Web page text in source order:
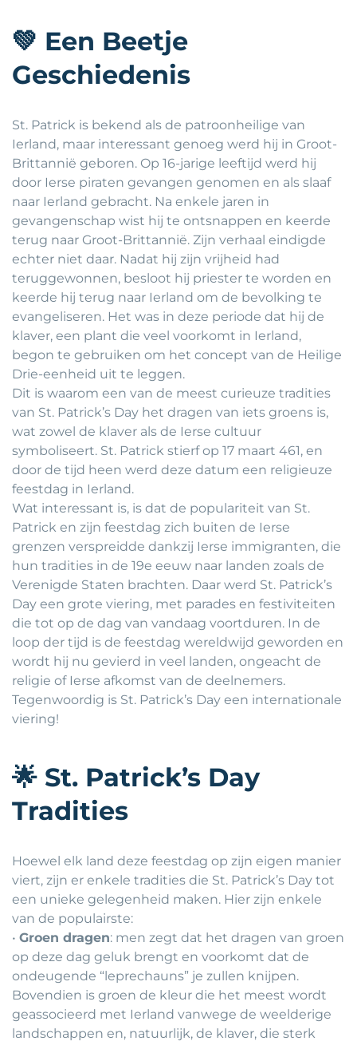
💚 Een Beetje
Geschiedenis
St. Patrick is bekend als de patroonheilige van
Ierland, maar interessant genoeg werd hij in Groot-
Brittannië geboren. Op 16-jarige leeftijd werd hij
door Ierse piraten gevangen genomen en als slaaf
naar Ierland gebracht. Na enkele jaren in
gevangenschap wist hij te ontsnappen en keerde
terug naar Groot-Brittannië. Zijn verhaal eindigde
echter niet daar. Nadat hij zijn vrijheid had
teruggewonnen, besloot hij priester te worden en
keerde hij terug naar Ierland om de bevolking te
evangeliseren. Het was in deze periode dat hij de
klaver, een plant die veel voorkomt in Ierland,
begon te gebruiken om het concept van de Heilige
Drie-eenheid uit te leggen.
Dit is waarom een van de meest curieuze tradities
van St. Patrick’s Day het dragen van iets groens is,
wat zowel de klaver als de Ierse cultuur
symboliseert. St. Patrick stierf op 17 maart 461, en
door de tijd heen werd deze datum een religieuze
feestdag in Ierland.
Wat interessant is, is dat de populariteit van St.
Patrick en zijn feestdag zich buiten de Ierse
grenzen verspreidde dankzij Ierse immigranten, die
hun tradities in de 19e eeuw naar landen zoals de
Verenigde Staten brachten. Daar werd St. Patrick’s
Day een grote viering, met parades en festiviteiten
die tot op de dag van vandaag voortduren. In de
loop der tijd is de feestdag wereldwijd geworden en
wordt hij nu gevierd in veel landen, ongeacht de
religie of Ierse afkomst van de deelnemers.
Tegenwoordig is St. Patrick’s Day een internationale
viering!
🌟 St. Patrick’s Day
Tradities
Hoewel elk land deze feestdag op zijn eigen manier
viert, zijn er enkele tradities die St. Patrick’s Day tot
een unieke gelegenheid maken. Hier zijn enkele
van de populairste:
• Groen dragen: men zegt dat het dragen van groen
op deze dag geluk brengt en voorkomt dat de
ondeugende “leprechauns” je zullen knijpen.
Bovendien is groen de kleur die het meest wordt
geassocieerd met Ierland vanwege de weelderige
landschappen en, natuurlijk, de klaver, die sterk